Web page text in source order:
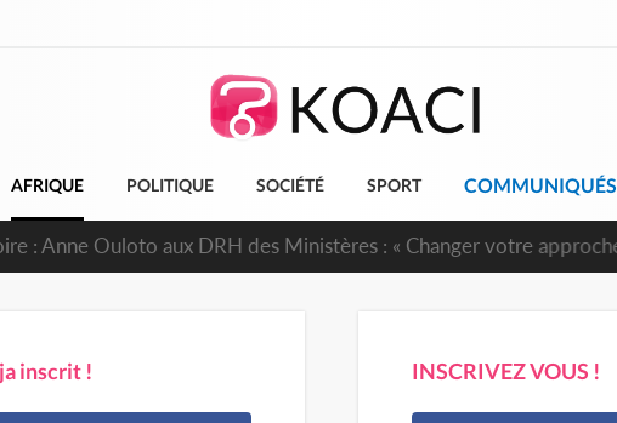
AFRIQUE POLITIQUE SOCIÉTÉ SPORT COMMUNIQUÉS
: Anne Ouloto aux DRH des Ministères : « Changer votre approche
inscrit ! INSCRIVEZ VOUS !